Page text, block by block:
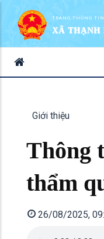
TRANG THÔNG
XÃ THẠNH
Giới thiệu
Thông
thẩm
26/08/2025,